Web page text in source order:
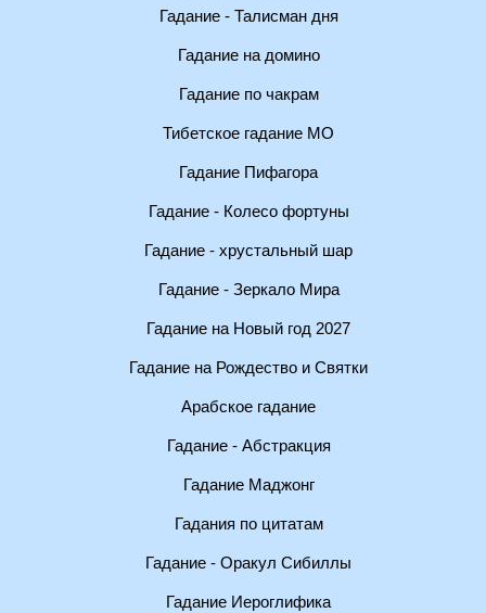
Гадание - Талисман дня
Гадание на домино
Гадание по чакрам
Тибетское гадание МО
Гадание Пифагора
Гадание - Колесо фортуны
Гадание - хрустальный шар
Гадание - Зеркало Мира
Гадание на Новый год 2027
Гадание на Рождество и Святки
Арабское гадание
Гадание - Абстракция
Гадание Маджонг
Гадания по цитатам
Гадание - Оракул Сибиллы
Гадание Иероглифика